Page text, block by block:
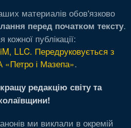
материалів обов'язково
перед початком тексту.
кожної публікації:
LLC. Передруковується з
«Петро і Мазепа».
редакцію світу та
ми виклали в окремій